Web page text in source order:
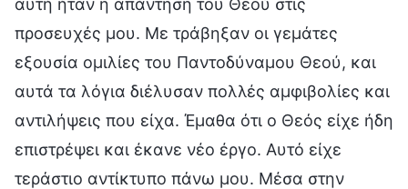
προσευχές μου. Με τράβηξαν οι γεμάτες
εξουσία ομιλίες του Παντοδύναμου Θεού, και
αυτά τα λόγια διέλυσαν πολλές αμφιβολίες και
αντιλήψεις που είχα. Έμαθα ότι ο Θεός είχε ήδη
επιστρέψει και έκανε νέο έργο. Αυτό είχε
τεράστιο αντίκτυπο πάνω μου. Μέσα στην